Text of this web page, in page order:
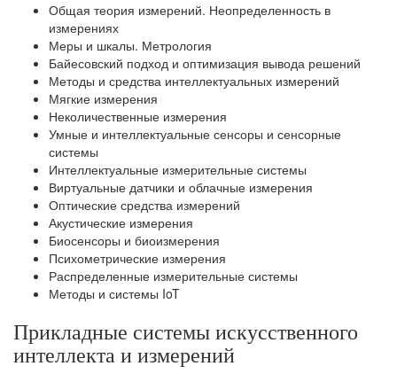
Общая теория измерений. Неопределенность в
измерениях
Меры и шкалы. Метрология
Байесовский подход и оптимизация вывода решений
Методы и средства интеллектуальных измерений
Мягкие измерения
Неколичественные измерения
Умные и интеллектуальные сенсоры и сенсорные
системы
Интеллектуальные измерительные системы
Виртуальные датчики и облачные измерения
Оптические средства измерений
Акустические измерения
Биосенсоры и биоизмерения
Психометрические измерения
Распределенные измерительные системы
Методы и системы IoT
Прикладные системы искусственного
интеллекта и измерений